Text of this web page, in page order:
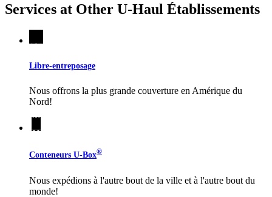
Services at Other U-Haul Établissements
Libre-entreposage
Nous offrons la plus grande couverture en Amérique du
Nord!
Conteneurs U-Box®
Nous expédions à l'autre bout de la ville et à l'autre bout du
monde!